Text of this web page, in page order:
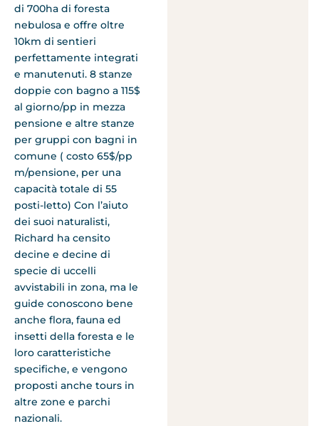
di 700ha di foresta
nebulosa e offre oltre
10km di sentieri
perfettamente integrati
e manutenuti. 8 stanze
doppie con bagno a 115$
al giorno/pp in mezza
pensione e altre stanze
per gruppi con bagni in
comune ( costo 65$/pp
m/pensione, per una
capacità totale di 55
posti-letto) Con l’aiuto
dei suoi naturalisti,
Richard ha censito
decine e decine di
specie di uccelli
avvistabili in zona, ma le
guide conoscono bene
anche flora, fauna ed
insetti della foresta e le
loro caratteristiche
specifiche, e vengono
proposti anche tours in
altre zone e parchi
nazionali.